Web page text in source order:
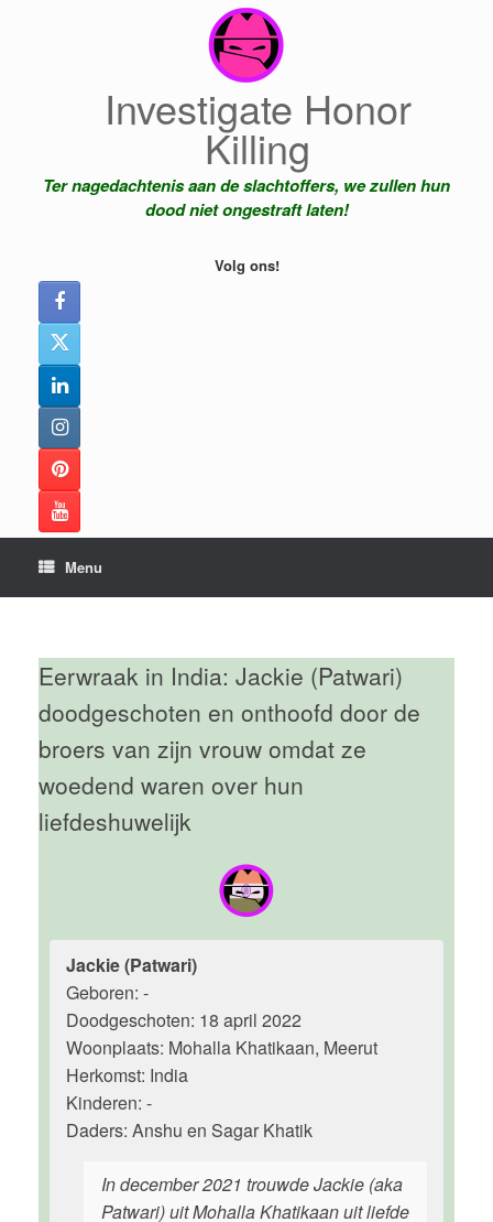
Investigate Honor
Killing
Ter nagedachtenis aan de slachtoffers, we zullen hun
dood niet ongestraft laten!
Volg ons!
Menu
Eerwraak in India: Jackie (Patwari)
doodgeschoten en onthoofd door de
broers van zijn vrouw omdat ze
woedend waren over hun
liefdeshuwelijk
Jackie (Patwari)
Geboren: -
Doodgeschoten: 18 april 2022
Woonplaats: Mohalla Khatikaan, Meerut
Herkomst: India
Kinderen: -
Daders: Anshu en Sagar Khatik
In december 2021 trouwde Jackie (aka
Patwari) uit Mohalla Khatikaan uit liefde